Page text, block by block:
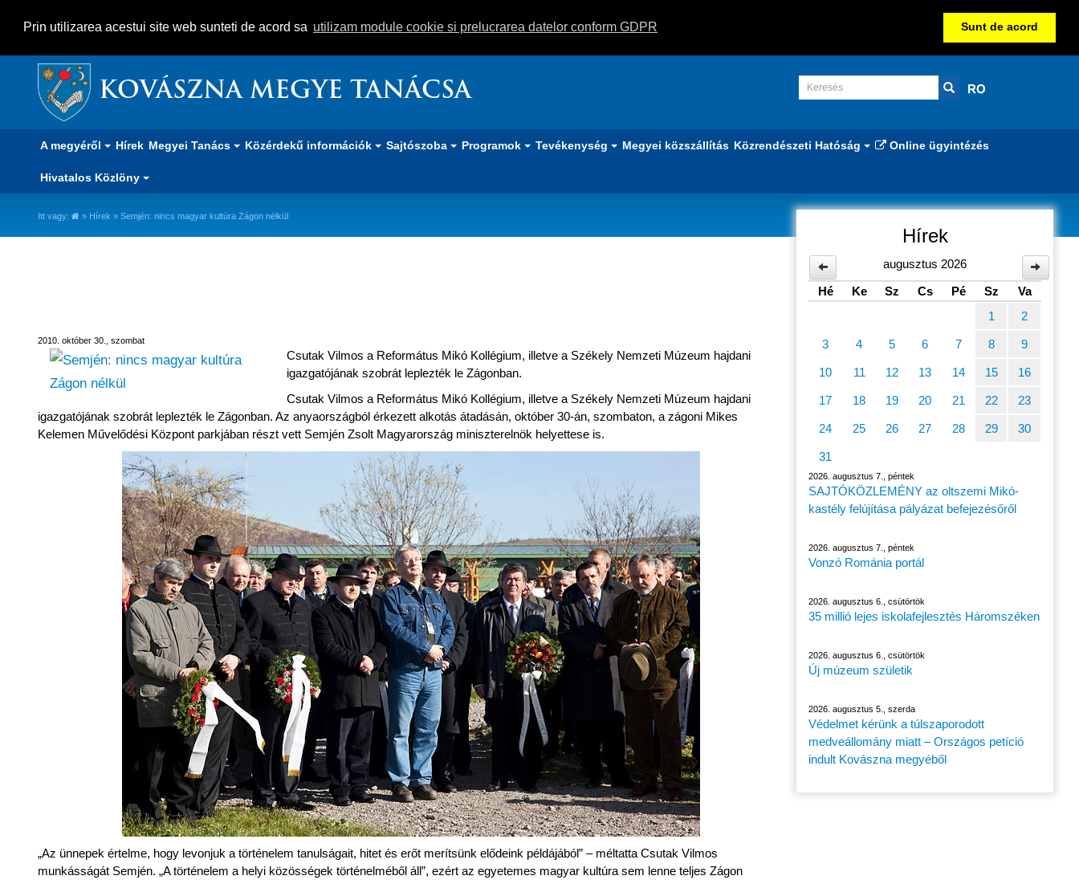
Prin utilizarea acestui site web sunteti de acord sa utilizam module cookie si prelucrarea datelor conform GDPR Sunt de acord
KOVÁSZNA MEGYE TANÁCSA RO
A megyéről Hírek Megyei Tanács Közérdekű információk Sajtószoba Programok Tevékenység Megyei közszállítás Közrendészeti Hatóság Online ügyintézés
Hivatalos Közlöny
Itt vagy: » Hírek » Semjén: nincs magyar kultúra Zágon nélkül
2010. október 30., szombat
Csutak Vilmos a Református Mikó Kollégium, illetve a Székely Nemzeti Múzeum hajdani
igazgatójának szobrát leplezték le Zágonban.
Csutak Vilmos a Református Mikó Kollégium, illetve a Székely Nemzeti Múzeum hajdani
igazgatójának szobrát leplezték le Zágonban. Az anyaországból érkezett alkotás átadásán, október 30-án, szombaton, a zágoni Mikes
Kelemen Művelődési Központ parkjában részt vett Semjén Zsolt Magyarország miniszterelnök helyettese is.
„Az ünnepek értelme, hogy levonjuk a történelem tanulságait, hitet és erőt merítsünk elődeink példájából” – méltatta Csutak Vilmos
munkásságát Semjén. „A történelem a helyi közösségek történelméből áll”, ezért az egyetemes magyar kultúra sem lenne teljes Zágon
Hírek
augusztus 2026
Hé
Ke Sz Cs Pé Sz
Va
1
2
3 4 5 6 7 8 9
10 11 12 13 14 15 16
17 18 19 20 21 22 23
24 25 26 27 28 29 30
31
2026. augusztus 7., péntek
SAJTÓKÖZLEMÉNY az oltszemi Mikó-
kastély felújítása pályázat befejezésőről
2026. augusztus 7., péntek
Vonzó Románia portál
2026. augusztus 6., csütörtök
35 millió lejes iskolafejlesztés Háromszéken
2026. augusztus 6., csütörtök
Új múzeum születik
2026. augusztus 5., szerda
Védelmet kérünk a túlszaporodott
medveállomány miatt – Országos petíció
indult Kovászna megyéből